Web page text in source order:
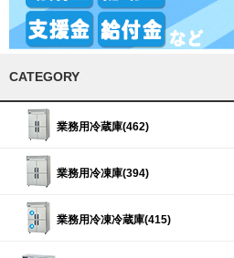
CATEGORY
業務用冷蔵庫(462)
業務用冷凍庫(394)
業務用冷凍冷蔵庫(415)